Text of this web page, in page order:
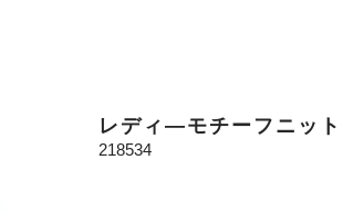
レディ―モチーフニット
218534